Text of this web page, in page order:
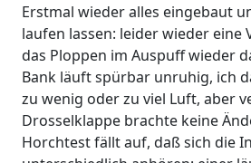
Erstmal wieder alles eingebaut
laufen lassen: leider wieder eine
das Ploppen im Auspuff wieder
Bank läuft spürbar unruhig, ich
zu wenig oder zu viel Luft, aber
Drosselklappe brachte keine
Horchtest fällt auf, daß sich die